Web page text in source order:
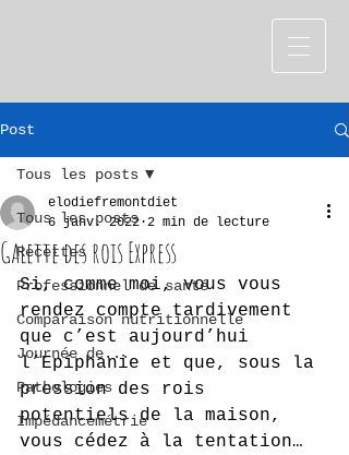
Post
Tous les posts
Recettes
Professionnel de santé
Comparaison nutritionnelle
Journée de...
Pathologies
Impédancemétrie
Tous les posts
Galette des rois Express
elodiefremontdiet
6 janv. 2022 2 min de lecture
Si, comme moi, vous vous
rendez compte tardivement
que c’est aujourd’hui
l’Epiphanie et que, sous la
pression des rois
potentiels de la maison,
vous cédez à la tentation…